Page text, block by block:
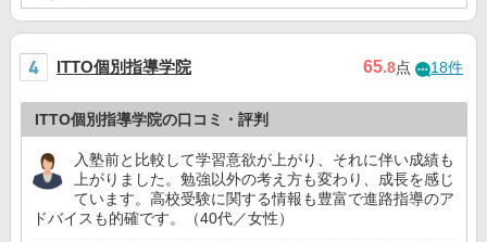
ITTO個別指導学院 65.8点 18件
ITTO個別指導学院の口コミ・評判
入塾前と比較して学習意欲が上がり、それに伴い成績も
上がりました。勉強以外の考え方も変わり、成長を感じ
ています。高校受験に関する情報も豊富で進路指導のア
ドバイスも的確です。（40代／女性）